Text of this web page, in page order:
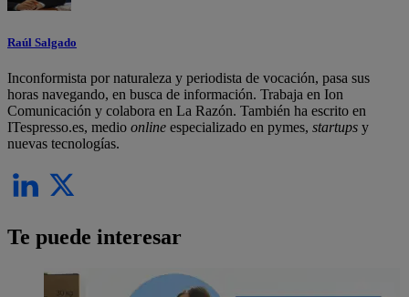
Raúl Salgado
Inconformista por naturaleza y periodista de vocación, pasa sus
horas navegando, en busca de información. Trabaja en Ion
Comunicación y colabora en La Razón. También ha escrito en
ITespresso.es, medio online especializado en pymes, startups y
nuevas tecnologías.
Te puede interesar